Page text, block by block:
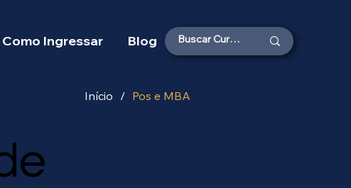
Como Ingressar Blog
Início / Pos e MBA